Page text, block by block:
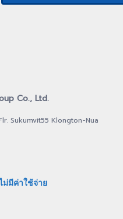
Co., Ltd.
Sukumvit55 Klongton-Nua
ม่มีค่าใช้จ่าย